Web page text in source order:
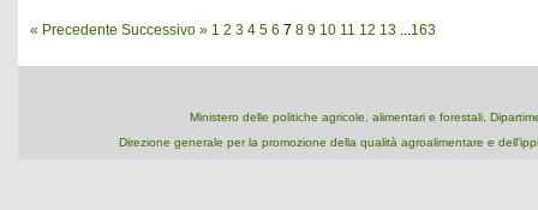
« Precedente Successivo » 1 2 3 4 5 6 7 8 9 10 11 12 13 ...163
Ministero delle politiche agricole, alimentari e forestali,
Direzione generale per la promozione della qualità agroalimentare e